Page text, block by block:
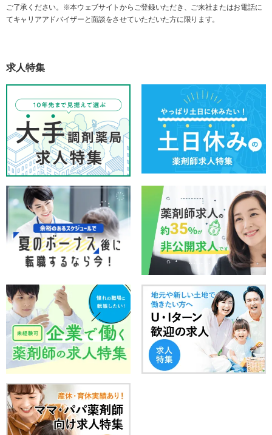
ご了承ください。※本ウェブサイトからご登録いただき、ご来社またはお電話に
てキャリアアドバイザーと面談をさせていただいた方に限ります。
求人特集